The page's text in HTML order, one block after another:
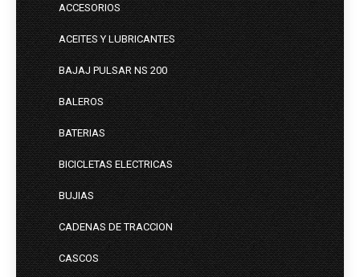
ACCESORIOS
ACEITES Y LUBRICANTES
BAJAJ PULSAR NS 200
BALEROS
BATERIAS
BICICLETAS ELECTRICAS
BUJIAS
CADENAS DE TRACCION
CASCOS